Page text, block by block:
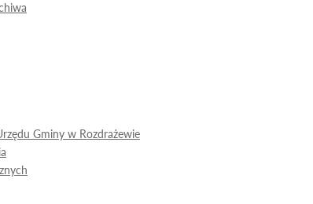
Gminy w Rozdrażewie